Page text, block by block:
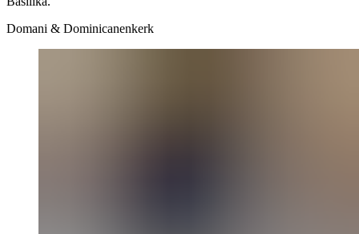
Domani & Dominicanenkerk